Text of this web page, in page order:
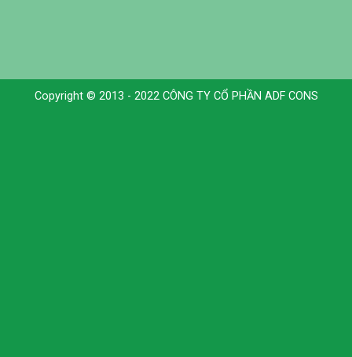
Copyright © 2013 - 2022 CÔNG TY CỔ PHẦN ADF CONS